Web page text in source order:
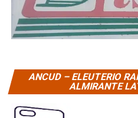
ANCUD – ELEUTERIO
ALMIRANTE